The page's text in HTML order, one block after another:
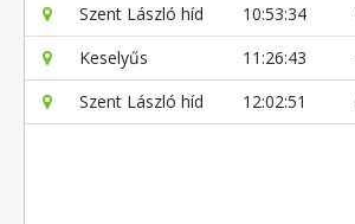
Szent László híd
10:53:34
Keselyűs
11:26:43
Szent László híd
12:02:51